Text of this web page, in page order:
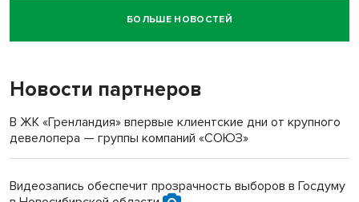
Новосибирский суд наказал водителя за смерть
пенсионерки на вокзале
«Мы живём на пастбище!»: в новосибирском селе лошади
терроризируют жителей
Инвалид получил условный срок за избиение врачей
БОЛЬШЕ НОВОСТЕЙ
Новости партнеров
В ЖК «Гренландия» впервые клиентские дни от крупного
девелопера — группы компаний «СОЮЗ»
Видеозапись обеспечит прозрачность выборов в Госдуму